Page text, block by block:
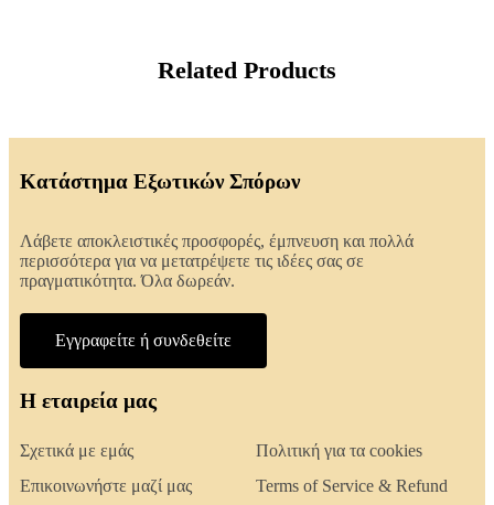
Related Products
Κατάστημα Εξωτικών Σπόρων
Λάβετε αποκλειστικές προσφορές, έμπνευση και πολλά
περισσότερα για να μετατρέψετε τις ιδέες σας σε
πραγματικότητα. Όλα δωρεάν.
Εγγραφείτε ή συνδεθείτε
Η εταιρεία μας
Σχετικά με εμάς
Επικοινωνήστε μαζί μας
Πολιτική για τα cookies
Terms of Service & Refund